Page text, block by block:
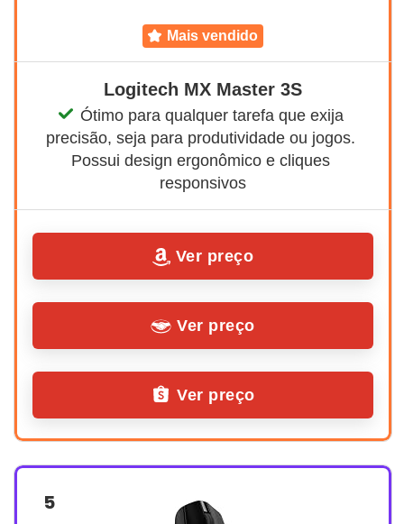
mais vendido
Logitech MX Master 3S
Ótimo para qualquer tarefa que exija
precisão, seja para produtividade ou jogos.
Possui design ergonômico e cliques
responsivos
Ver preço
Ver preço
Ver preço
5